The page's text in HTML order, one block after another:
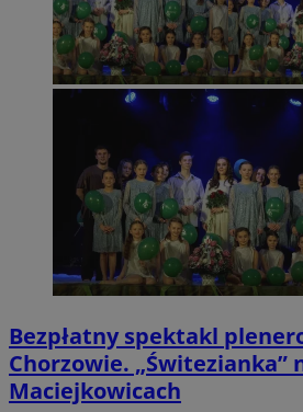
Bezpłatny spektakl
Chorzowie. „Świtezianka”
Maciejkowicach